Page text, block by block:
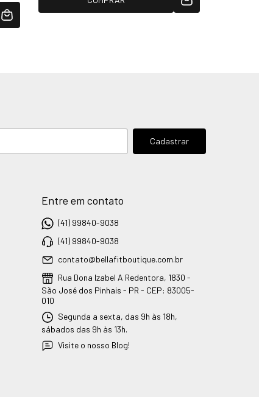
Entre em contato
(41) 99840-9038
(41) 99840-9038
contato@bellafitboutique.com.br
Rua Dona Izabel A Redentora, 1830 -
São José dos Pinhais - PR - CEP: 83005-
010
Segunda a sexta, das 9h às 18h,
sábados das 9h às 13h.
Visite o nosso Blog!